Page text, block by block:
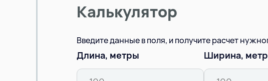
Калькулятор
Введите данные в поля, и получите расчет
Длина, метры Ширина,